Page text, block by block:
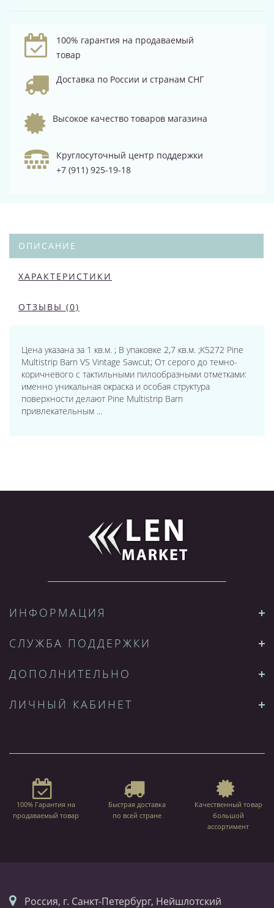
100% гарантия на продаваемый
товар
Доставка по России и странам СНГ
Высокое качество товаров магазина
Круглосуточный центр поддержки
+7 (911) 925-19-18
ОПИСАНИЕ
ХАРАКТЕРИСТИКИ
ОТЗЫВЫ (0)
Цена указана за 1 кв.м. ; В упаковке 2,7 кв.м. ;K5272 Pine
Multistrip Barn VS Vintage Sawcut; От серого до темно-
коричневого с тактильными пилообразными отметками:
именно уникальная окраска и особая структура
поверхности делают Pine Multistrip Barn
привлекательным ...
ИНФОРМАЦИЯ
СЛУЖБА ПОДДЕРЖКИ
ДОПОЛНИТЕЛЬНО
ЛИЧНЫЙ КАБИНЕТ
100% Гарантия на
продаваемый товар
Быстрая доставка
по всей стране
Качественный товар
большой
ассортимент
Россия, г. Санкт-Петербург, Нейшлотский